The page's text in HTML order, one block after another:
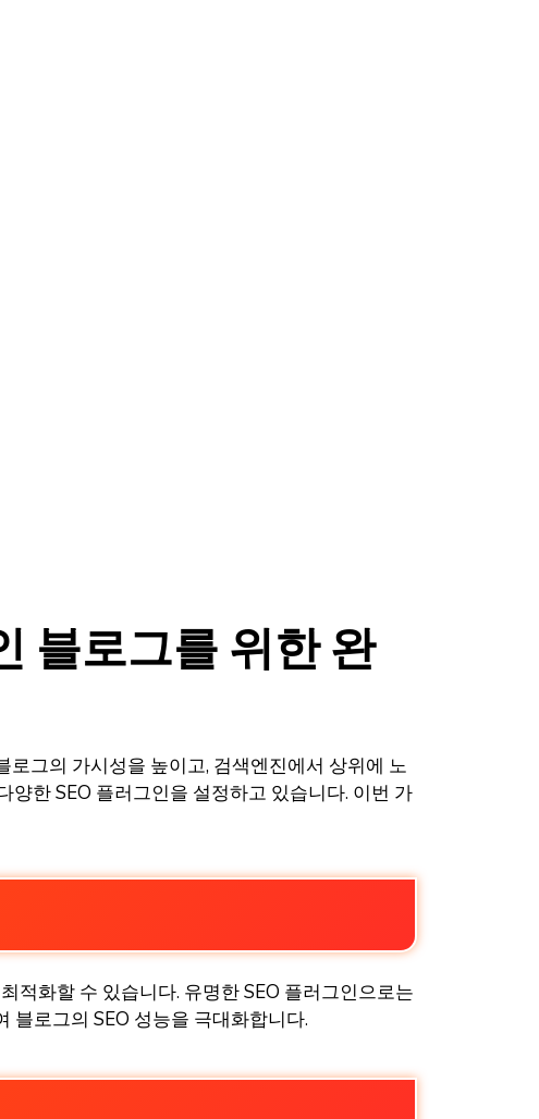
블로그를 위한 완
그의 가시성을 높이고, 검색엔진에서 상위에 노
한 SEO 플러그인을 설정하고 있습니다. 이번 가
적화할 수 있습니다. 유명한 SEO 플러그인으로는
블로그의 SEO 성능을 극대화합니다.